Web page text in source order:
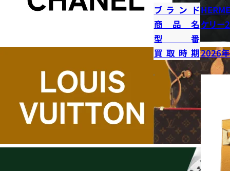
ブランド
商品名 ケリー
型番
買取時期2026